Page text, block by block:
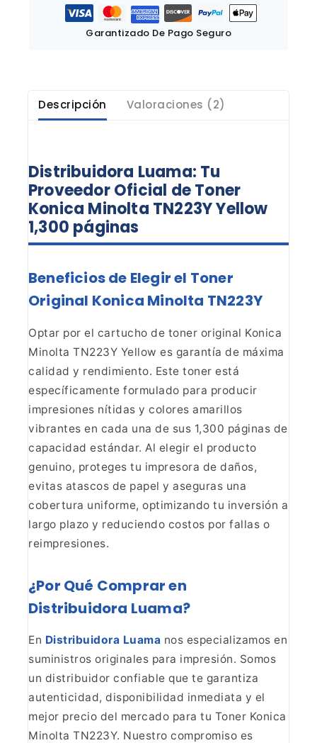
Garantizado De Pago Seguro
Descripción Valoraciones (2)
Distribuidora Luama: Tu
Proveedor Oficial de Toner
Konica Minolta TN223Y Yellow
1,300 páginas
Beneficios de Elegir el Toner
Original Konica Minolta TN223Y
Optar por el cartucho de toner original Konica
Minolta TN223Y Yellow es garantía de máxima
calidad y rendimiento. Este toner está
específicamente formulado para producir
impresiones nítidas y colores amarillos
vibrantes en cada una de sus 1,300 páginas de
capacidad estándar. Al elegir el producto
genuino, proteges tu impresora de daños,
evitas atascos de papel y aseguras una
cobertura uniforme, optimizando tu inversión a
largo plazo y reduciendo costos por fallas o
reimpresiones.
¿Por Qué Comprar en
Distribuidora Luama?
En Distribuidora Luama nos especializamos en
suministros originales para impresión. Somos
un distribuidor confiable que te garantiza
autenticidad, disponibilidad inmediata y el
mejor precio del mercado para tu Toner Konica
Minolta TN223Y. Nuestro compromiso es